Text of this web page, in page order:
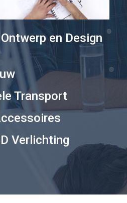
en Design
Transport
Verlichting